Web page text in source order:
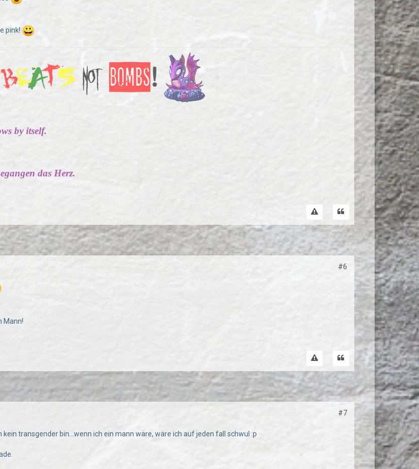
pink!
by itself.
das Herz.
#6
Mann!
#7
kein transgender bin...wenn ich ein mann wäre, wäre ich auf jeden fall schwul :p